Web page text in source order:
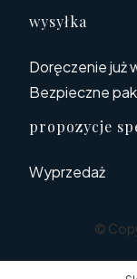
wysyłka
Doręczenie już
Bezpieczne
propozycje
Wyprzedaż
©